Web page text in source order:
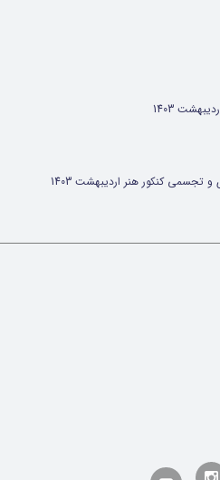
1403
تجسمی کنکور هنر اردیبهشت 1403